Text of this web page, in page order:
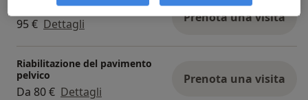
Biofeedback
95 € Dettagli Prenota una visita
Riabilitazione del pavimento
pelvico
Da 80 € Dettagli
Prenota una visita